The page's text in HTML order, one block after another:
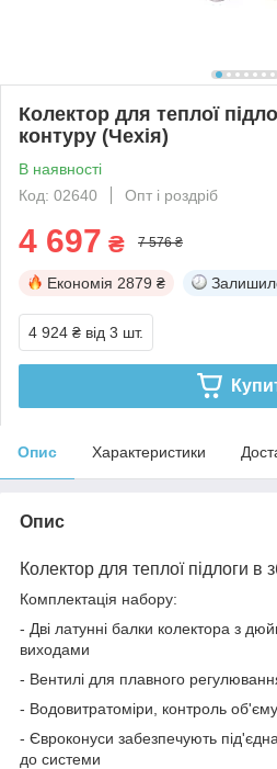
Колектор для теплої
контуру (Чехія)
В наявності
Код: 02640
Опт і роздріб
4 697 ₴ 7 576 ₴
Економія 2879 ₴
4 924 ₴ від 3 шт.
Опис Характеристики
Опис
Колектор для теплої підлоги в
Комплектація набору:
- Дві латунні балки колектора з
виходами
- Вентилі для плавного
- Водовитратоміри, контроль
- Євроконуси забезпечують
до системи